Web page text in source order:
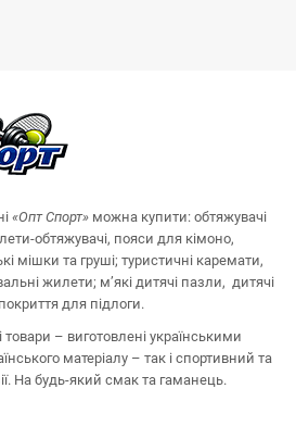
«ОптСпорт» можна купити: обтяжувачі
обтяжувачі, пояси для кімоно,
мішки та груші; туристичні каремати,
жилети; м’які дитячі пазли, дитячі
для підлоги.
– виготовлені українськими
матеріалу – так і спортивний та
На будь-який смак та гаманець.